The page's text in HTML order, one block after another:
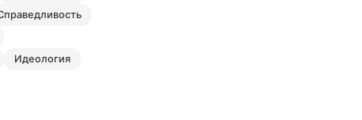
справедливость
идеология